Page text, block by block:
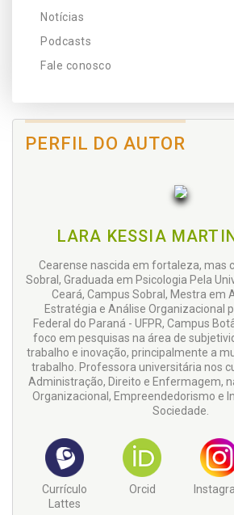
Notícias
Podcasts
Fale conosco
PERFIL DO AUTOR
LARA KESSIA
Cearense nascida em fortaleza, mas
Sobral, Graduada em Psicologia Pela
Ceará, Campus Sobral, Mestra em
Estratégia e Análise Organizacional
Federal do Paraná - UFPR, Campus
foco em pesquisas na área de
trabalho e inovação, principalmente a
trabalho. Professora universitária nos
Administração, Direito e Enfermagem,
Organizacional, Empreendedorismo e
Sociedade.
Currículo
Lattes
Orcid